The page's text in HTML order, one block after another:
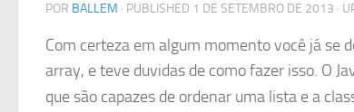
POR BALLEM · PUBLISHED 1 DE SETEMBRO DE 2013 ·
Com certeza em algum momento você já se
array, e teve duvidas de como fazer isso. O
que são capazes de ordenar uma lista e a